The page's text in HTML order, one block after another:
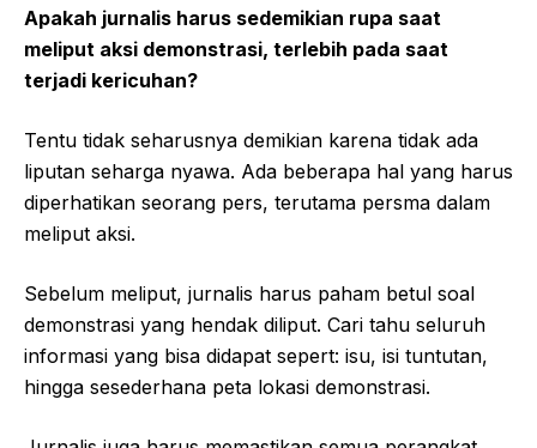
Apakah jurnalis harus sedemikian rupa saat
meliput aksi demonstrasi, terlebih pada saat
terjadi kericuhan?
Tentu tidak seharusnya demikian karena tidak ada
liputan seharga nyawa. Ada beberapa hal yang harus
diperhatikan seorang pers, terutama persma dalam
meliput aksi.
Sebelum meliput, jurnalis harus paham betul soal
demonstrasi yang hendak diliput. Cari tahu seluruh
informasi yang bisa didapat sepert: isu, isi tuntutan,
hingga sesederhana peta lokasi demonstrasi.